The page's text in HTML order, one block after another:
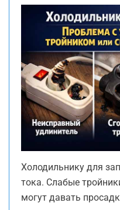
Холодильнику для
тока. Слабые
могут давать